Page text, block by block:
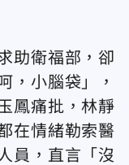
助衛福部，卻
，小腦袋」，
鳳痛批，林靜
在情緒勒索醫
員，直言「沒